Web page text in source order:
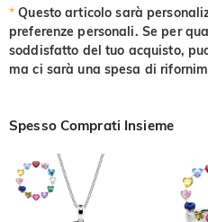
* Questo articolo sarà
preferenze personali. Se per
soddisfatto del tuo acquisto,
ma ci sarà una spesa di
Spesso Comprati Insieme